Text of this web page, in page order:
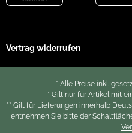
Vertrag widerrufen
* Alle Preise inkl.
* Gilt nur für Artikel mit
** Gilt für Lieferungen innerhalb
entnehmen Sie bitte der